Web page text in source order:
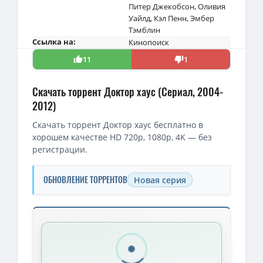
Питер Джекобсон,Оливия
Уайлд, Кэл Пенн,Эмбер
Тэмблин
Ссылка на:
Кинопоиск
11
1
Скачать торрент Доктор хаус (Сериал, 2004-
2012)
Скачать торрент Доктор хаус бесплатно в
хорошем качестве HD 720p, 1080p, 4K — без
регистрации.
ОБНОВЛЕНИЕ ТОРРЕНТОВ Новая серия
Скачать торрент — Доктор хаус / House, M.D. / Сезон: 01-08
Доктор Хаус / House, M.D. (2004-2012) WEB-DLRip (сезон 1-8,
BDRip — Доктор Хаус / House M.D. [S01-08] (2004-2012) BDRip,